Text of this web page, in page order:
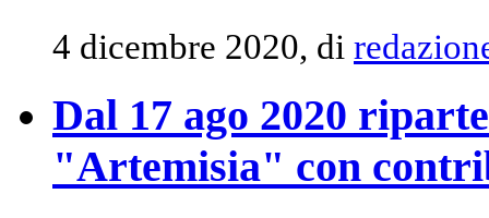
4 dicembre 2020, di
Dal 17 ago 2020
"Artemisia" con